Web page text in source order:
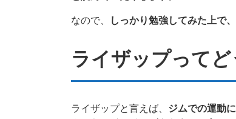
なので、 しっかり勉強してみた上で
ライザップってど
ライザップと言えば、 ジムでの運動